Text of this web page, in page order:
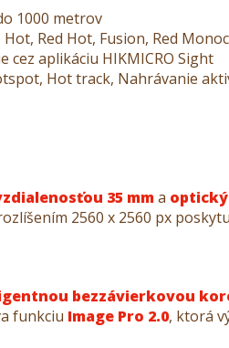
1000 metrov
Red Hot, Fusion, Red
cez aplikáciu HIKMICRO Sight
Hot track, Nahrávanie
35 mma
2560 x 2560 px
bezzávierkovou
funkciu Image Pro 2.0, ktorá